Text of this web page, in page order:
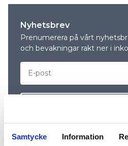
Samtycke Information
Nyhetsbrev
Prenumerera på vårt
och bevakningar rakt ner i